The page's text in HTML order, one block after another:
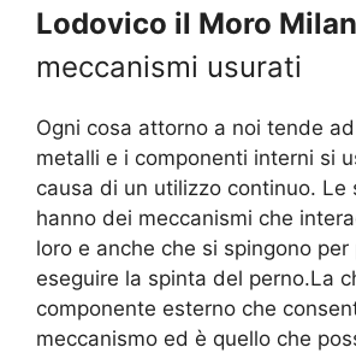
Lodovico il Moro
meccanismi usurati
Ogni cosa attorno a noi tende
metalli e i componenti interni si
causa di un utilizzo continuo. Le
hanno dei meccanismi che
loro e anche che si spingono per
eseguire la spinta del perno.La
componente esterno che
meccanismo ed è quello che